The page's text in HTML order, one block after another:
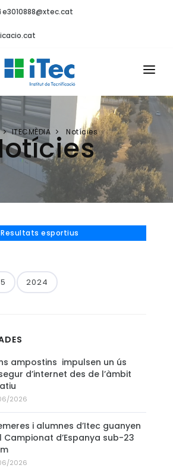
e3010888@xtec.cat
ITECMÈDIA Notícies
Resultats esportius
2024
ampostins impulsen un ús
d’internet des de l’àmbit
2026
i alumnes d’Itec guanyen
Campionat d’Espanya sub-23
2026